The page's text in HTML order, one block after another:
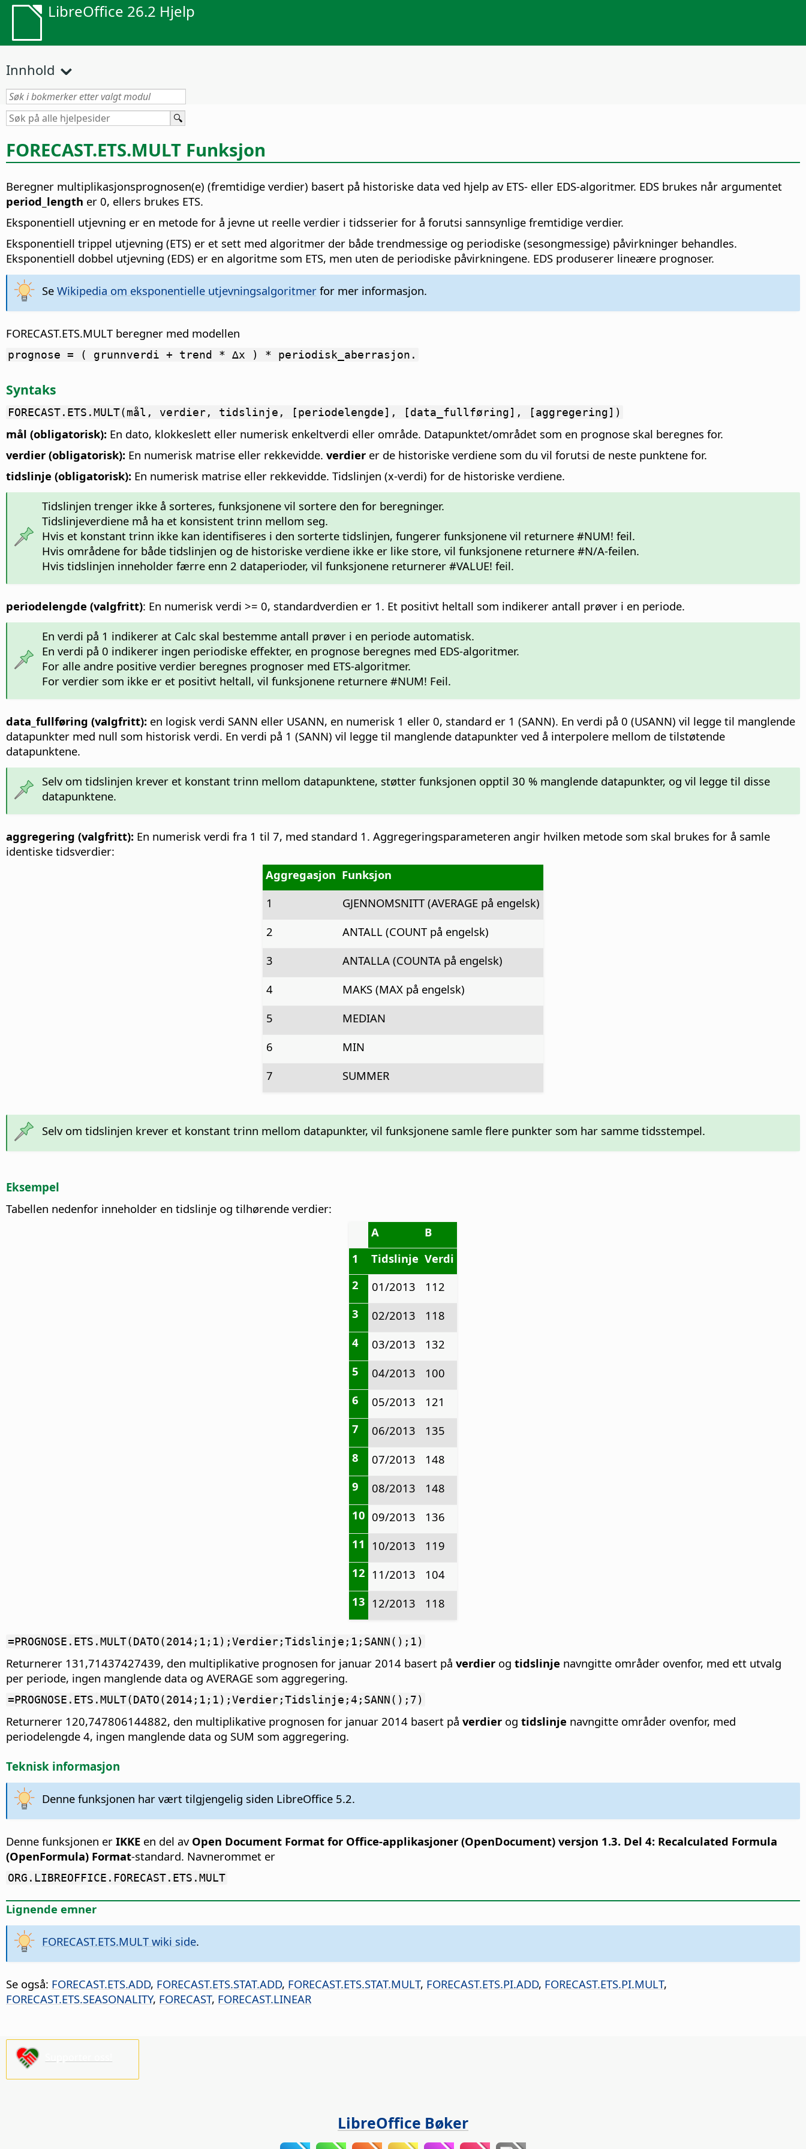
LibreOffice 26.2 Hjelp
Innhold
FORECAST.ETS.MULT Funksjon
Beregner multiplikasjonsprognosen(e) (fremtidige verdier) basert på historiske data ved hjelp av ETS- eller EDS-algoritmer. EDS brukes når argumentet
period_length er 0, ellers brukes ETS.
Eksponentiell utjevning er en metode for å jevne ut reelle verdier i tidsserier for å forutsi sannsynlige fremtidige verdier.
Eksponentiell trippel utjevning (ETS) er et sett med algoritmer der både trendmessige og periodiske (sesongmessige) påvirkninger behandles.
Eksponentiell dobbel utjevning (EDS) er en algoritme som ETS, men uten de periodiske påvirkningene. EDS produserer lineære prognoser.
Se Wikipedia om eksponentielle utjevningsalgoritmerfor mer informasjon.
FORECAST.ETS.MULT beregner med modellen
prognose = ( grunnverdi + trend * ∆x ) * periodisk_aberrasjon.
Syntaks
FORECAST.ETS.MULT(mål, verdier, tidslinje, [periodelengde], [data_fullføring], [aggregering])
mål (obligatorisk): En dato, klokkeslett eller numerisk enkeltverdi eller område. Datapunktet/området som en prognose skal beregnes for.
verdier (obligatorisk): En numerisk matrise eller rekkevidde. verdier er de historiske verdiene som du vil forutsi de neste punktene for.
tidslinje (obligatorisk): En numerisk matrise eller rekkevidde. Tidslinjen (x-verdi) for de historiske verdiene.
Tidslinjen trenger ikke å sorteres, funksjonene vil sortere den for beregninger.
Tidslinjeverdiene må ha et konsistent trinn mellom seg.
Hvis et konstant trinn ikke kan identifiseres i den sorterte tidslinjen, fungerer funksjonene vil returnere #NUM! feil.
Hvis områdene for både tidslinjen og de historiske verdiene ikke er like store, vil funksjonene returnere #N/A-feilen.
Hvis tidslinjen inneholder færre enn 2 dataperioder, vil funksjonene returnerer #VALUE! feil.
periodelengde (valgfritt): En numerisk verdi >= 0, standardverdien er 1. Et positivt heltall som indikerer antall prøver i en periode.
En verdi på 1 indikerer at Calc skal bestemme antall prøver i en periode automatisk.
En verdi på 0 indikerer ingen periodiske effekter, en prognose beregnes med EDS-algoritmer.
For alle andre positive verdier beregnes prognoser med ETS-algoritmer.
For verdier som ikke er et positivt heltall, vil funksjonene returnere #NUM! Feil.
data_fullføring (valgfritt): en logisk verdi SANN eller USANN, en numerisk 1 eller 0, standard er 1 (SANN). En verdi på 0 (USANN) vil legge til manglende
datapunkter med null som historisk verdi. En verdi på 1 (SANN) vil legge til manglende datapunkter ved å interpolere mellom de tilstøtende
datapunktene.
Selv om tidslinjen krever et konstant trinn mellom datapunktene, støtter funksjonen opptil 30 % manglende datapunkter, og vil legge til disse
datapunktene.
aggregering (valgfritt): En numerisk verdi fra 1 til 7, med standard 1. Aggregeringsparameteren angir hvilken metode som skal brukes for å samle
identiske tidsverdier:
Aggregasjon Funksjon
1
GJENNOMSNITT (AVERAGE på engelsk)
2
ANTALL (COUNT på engelsk)
3
ANTALLA (COUNTA på engelsk)
4
MAKS (MAX på engelsk)
5
MEDIAN
6
MIN
7
SUMMER
Selv om tidslinjen krever et konstant trinn mellom datapunkter, vil funksjonene samle flere punkter som har samme tidsstempel.
Eksempel
Tabellen nedenfor inneholder en tidslinje og tilhørende verdier:
A
B
1
Tidslinje Verdi
2
01/2013
112
3
02/2013
118
4
03/2013
132
5
04/2013
100
6
05/2013
121
7
06/2013
135
8
07/2013
148
9
08/2013
148
10 09/2013
136
11 10/2013
119
12 11/2013
104
13 12/2013 118
=PROGNOSE.ETS.MULT(DATO(2014;1;1);Verdier;Tidslinje;1;SANN();1)
Returnerer 131,71437427439, den multiplikative prognosen for januar 2014 basert på verdier og tidslinje navngitte områder ovenfor, med ett utvalg
per periode, ingen manglende data og AVERAGE som aggregering.
=PROGNOSE.ETS.MULT(DATO(2014;1;1);Verdier;Tidslinje;4;SANN();7)
Returnerer 120,747806144882, den multiplikative prognosen for januar 2014 basert på verdier og tidslinje navngitte områder ovenfor, med
periodelengde 4, ingen manglende data og SUM som aggregering.
Teknisk informasjon
Denne funksjonen har vært tilgjengelig siden LibreOffice 5.2.
Denne funksjonen er IKKE en del av Open Document Format for Office-applikasjoner (OpenDocument) versjon 1.3. Del 4: Recalculated Formula
(OpenFormula) Format-standard. Navnerommet er
ORG.LIBREOFFICE.FORECAST.ETS.MULT
Lignende emner
FORECAST.ETS.MULT wiki side.
Se også: FORECAST.ETS.ADD, FORECAST.ETS.STAT.ADD, FORECAST.ETS.STAT.MULT, FORECAST.ETS.PI.ADD, FORECAST.ETS.PI.MULT,
FORECAST.ETS.SEASONALITY, FORECAST, FORECAST.LINEAR
LibreOffice Bøker